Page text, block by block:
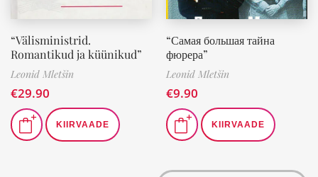
“Välisministrid.
Romantikud ja küünikud”
Leonid Mletšin
€29.90
KIIRVAADE
“Самая большая тайна
фюрера”
Leonid Mletšin
€9.90
KIIRVAADE